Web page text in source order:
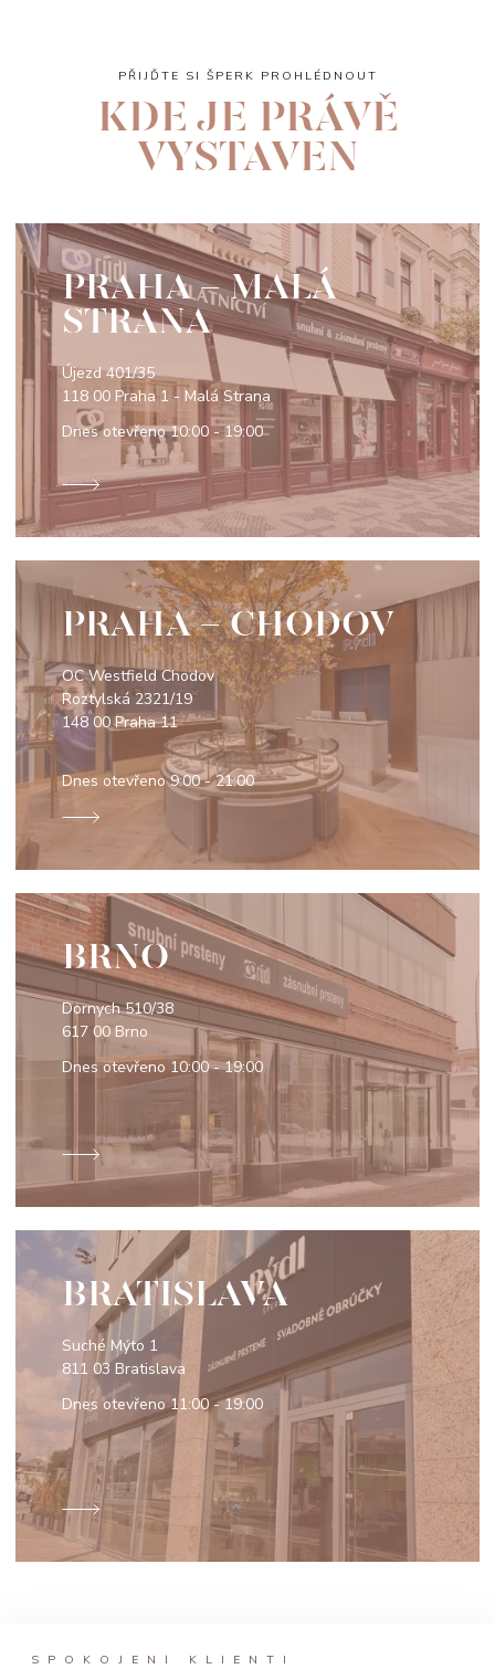
PŘIJĎTE SI ŠPERK PROHLÉDNOUT
KDE JE PRÁVĚ
VYSTAVEN
PRAHA - MALÁ
STRANA
Újezd 401/35
118 00 Praha 1 - Malá Strana
Dnes otevřeno10:00 - 19:00
PRAHA - CHODOV
OC Westfield Chodov
Roztylská 2321/19
148 00 Praha 11
Dnes otevřeno9:00 - 21:00
BRNO
Dornych 510/38
617 00 Brno
Dnes otevřeno 10:00 - 19:00
BRATISLAVA
Suché Mýto 1
811 03 Bratislava
Dnes otevřeno11:00 - 19:00
SPOKOJENÍ KLIENTI